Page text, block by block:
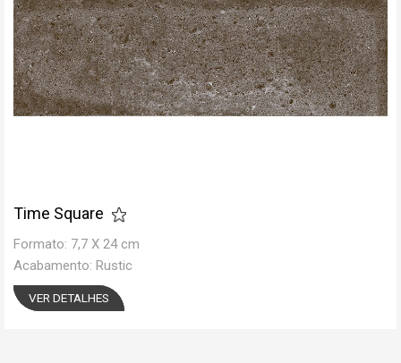
Time Square
Formato: 7,7 X 24 cm
Acabamento: Rustic
VER DETALHES